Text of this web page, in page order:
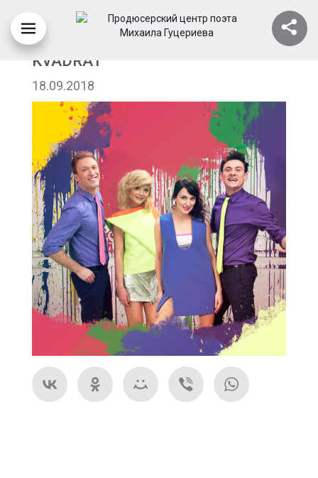
RESPUBLIKA---KAKIMI-TAKIMI-
KVADRAT
18.09.2018